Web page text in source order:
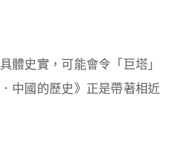
體史實，可能會令「巨塔」
中國的歷史》正是帶著相近